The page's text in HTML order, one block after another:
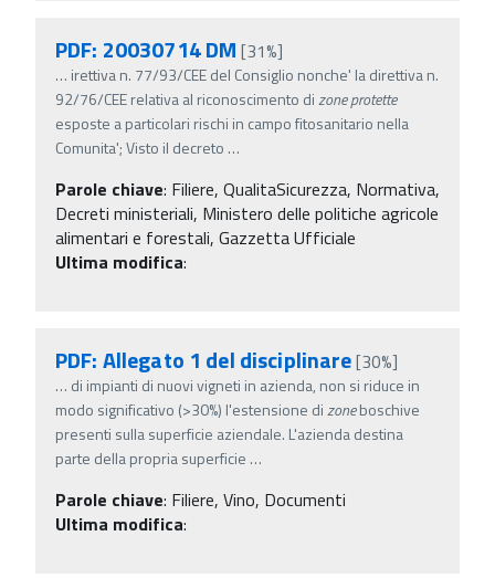
PDF: 20030714 DM [31%]
… irettiva n. 77/93/CEE del Consiglio nonche' la direttiva n.
92/76/CEE relativa al riconoscimento dizoneprotette
esposte a particolari rischi in campo fitosanitario nella
Comunita'; Visto il decreto …
Parole chiave: Filiere, QualitaSicurezza, Normativa,
Decreti ministeriali, Ministero delle politiche agricole
alimentari e forestali, Gazzetta Ufficiale
Ultima modifica:
PDF: Allegato 1 del disciplinare[30%]
… di impianti di nuovi vigneti in azienda, non si riduce in
modo significativo (>30%) l'estensione dizoneboschive
presenti sulla superficie aziendale. L'azienda destina
parte della propria superficie …
Parole chiave: Filiere, Vino, Documenti
Ultima modifica: